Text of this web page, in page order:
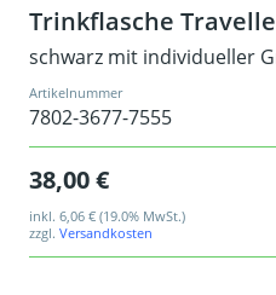
Trinkflasche
schwarz mit individueller
Artikelnummer
7802-3677-7555
38,00 €
inkl. 6,06 € (19.0% MwSt.)
zzgl. Versandkosten